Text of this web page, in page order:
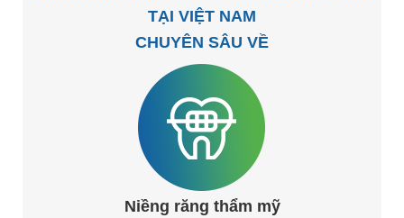
TẠI VIỆT NAM
CHUYÊN SÂU VỀ
Niềng răng thẩm mỹ